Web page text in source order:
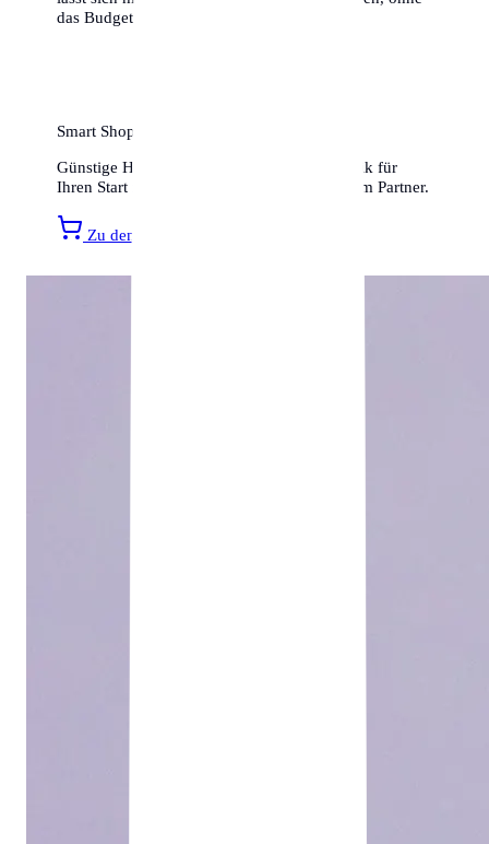
das Budget zu sprengen.
Smart Shopping für Ihr neues Zuhause
Günstige Haushaltsartikel, Möbel und Technik für
Ihren Start in Duisburg finden Sie bei unserem Partner.
Zu den Amazon Angeboten »